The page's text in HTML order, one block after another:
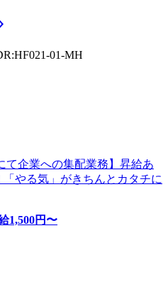
01-MH
て企業への集配業務】昇給あ
やる気」がきちんとカタチに
1,500円〜